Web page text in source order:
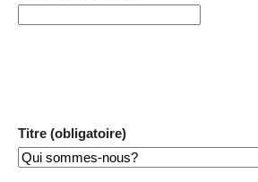
Titre (obligatoire)